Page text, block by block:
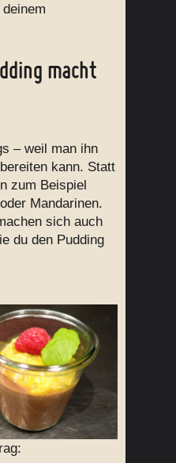
macht
– weil man ihn
kann. Statt
zum Beispiel
Mandarinen.
sich auch
du den Pudding